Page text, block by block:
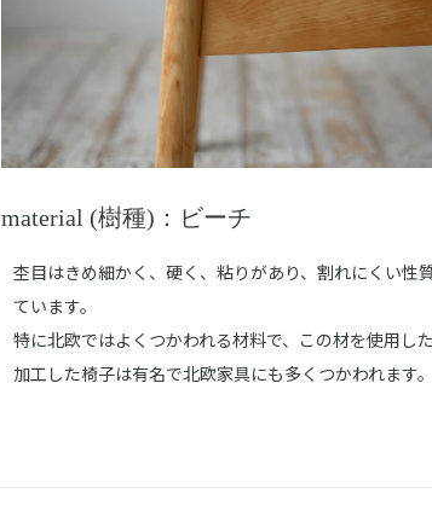
material (樹種)：ビーチ
杢目はきめ細かく、硬く、粘りがあり、割れにくい性
ています。
特に北欧ではよくつかわれる材料で、この材を使用し
加工した椅子は有名で北欧家具にも多くつかわれます。